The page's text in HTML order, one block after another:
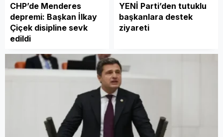
CHP’de Menderes
depremi: Başkan İlkay
Çiçek disipline sevk
edildi
YENİ Parti’den tutuklu
başkanlara destek
ziyareti